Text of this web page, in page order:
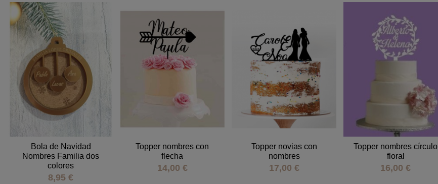
Bola de Navidad
Nombres Familia dos
colores
8,95 €
Topper nombres con
flecha
14,00 €
Topper novias con
nombres
17,00 €
Topper nombres círculo
floral
16,00 €